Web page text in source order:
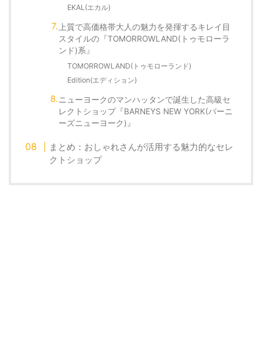
EKAL(エカル)
上質で高価格帯大人の魅力を発揮するキレイ目
スタイルの『TOMORROWLAND(トゥモローラ
ンド)系』
TOMORROWLAND(トゥモローランド)
Edition(エディション)
ニューヨークのマンハッタンで誕生した高級セ
レクトショップ『BARNEYS NEW YORK(バーニ
ーズニューヨーク)』
まとめ：おしゃれさんが活用する魅力的なセレ
クトショップ